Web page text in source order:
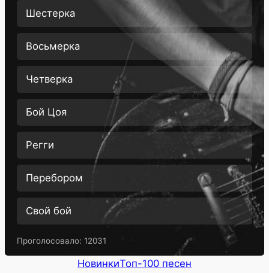
Шестерка
Восьмерка
Четверка
Бой Цоя
Регги
Перебором
Свой бой
Проголосовало: 12031
НовинкиТоп-100 песен